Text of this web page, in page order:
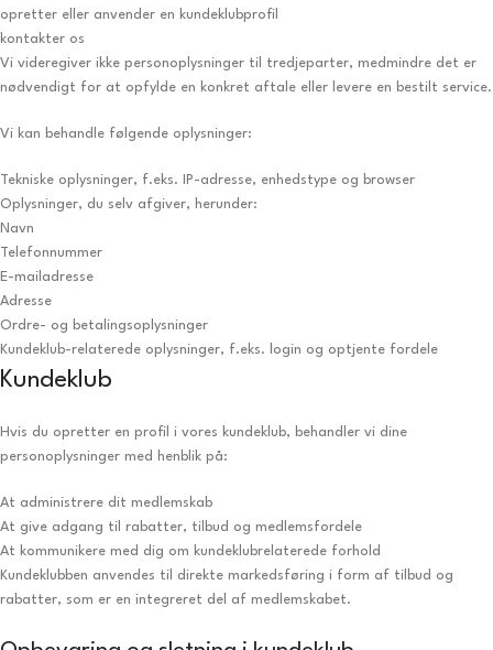
opretter eller anvender en kundeklubprofil
kontakter os
Vi videregiver ikke personoplysninger til tredjeparter, medmindre det er
nødvendigt for at opfylde en konkret aftale eller levere en bestilt service.
Vi kan behandle følgende oplysninger:
Tekniske oplysninger, f.eks. IP-adresse, enhedstype og browser
Oplysninger, du selv afgiver, herunder:
Navn
Telefonnummer
E-mailadresse
Adresse
Ordre- og betalingsoplysninger
Kundeklub-relaterede oplysninger, f.eks. login og optjente fordele
Kundeklub
Hvis du opretter en profil i vores kundeklub, behandler vi dine
personoplysninger med henblik på:
At administrere dit medlemskab
At give adgang til rabatter, tilbud og medlemsfordele
At kommunikere med dig om kundeklubrelaterede forhold
Kundeklubben anvendes til direkte markedsføring i form af tilbud og
rabatter, som er en integreret del af medlemskabet.